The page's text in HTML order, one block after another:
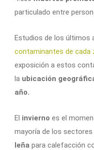
particulado entre
Estudios de los últimos
contaminantes de cada
exposición a estos
la ubicación
año.
El invierno es el
mayoría de los
leña para calefacción